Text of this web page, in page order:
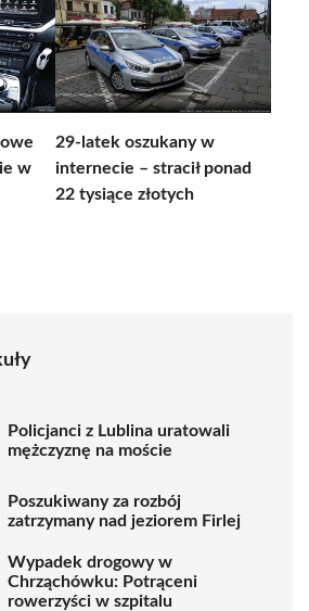
w
29-latek oszukany w
internecie – stracił ponad
22 tysiące złotych
Policjanci z Lublina uratowali
mężczyznę na moście
Poszukiwany za rozbój
zatrzymany nad jeziorem Firlej
Wypadek drogowy w
Chrząchówku: Potrąceni
rowerzyści w szpitalu